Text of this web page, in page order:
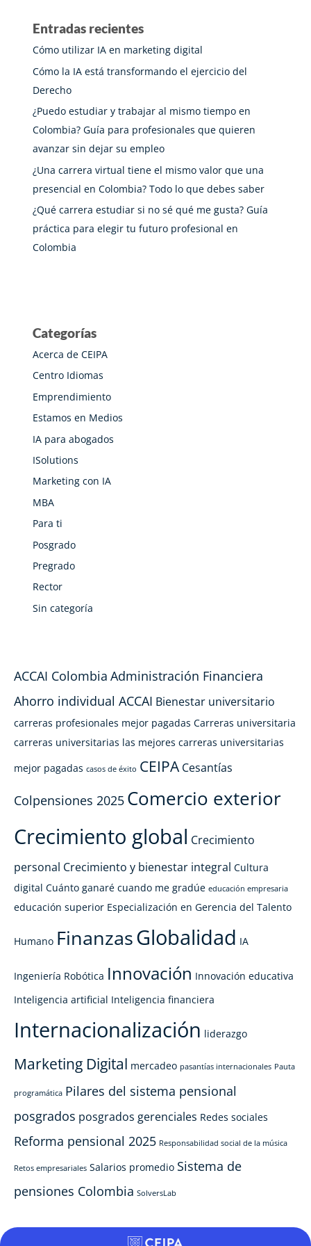
Entradas recientes
Cómo utilizar IA en marketing digital
Cómo la IA está transformando el ejercicio del
Derecho
¿Puedo estudiar y trabajar al mismo tiempo en
Colombia? Guía para profesionales que quieren
avanzar sin dejar su empleo
¿Una carrera virtual tiene el mismo valor que una
presencial en Colombia? Todo lo que debes saber
¿Qué carrera estudiar si no sé qué me gusta? Guía
práctica para elegir tu futuro profesional en
Colombia
Categorías
Acerca de CEIPA
Centro Idiomas
Emprendimiento
Estamos en Medios
IA para abogados
ISolutions
Marketing con IA
MBA
Para ti
Posgrado
Pregrado
Rector
Sin categoría
ACCAI Colombia Administración Financiera
Ahorro individual ACCAI Bienestar universitario
carreras profesionales mejor pagadas Carreras universitaria
carreras universitarias las mejores carreras universitarias
mejor pagadas casos de éxito CEIPA Cesantías
Colpensiones 2025 Comercio exterior
Crecimiento global Crecimiento
personal Crecimiento y bienestar integral Cultura
digital Cuánto ganaré cuando me gradúe educación empresaria
educación superior Especialización en Gerencia del Talento
Humano FinanzasGlobalidad IA
Ingeniería Robótica Innovación Innovación educativa
Inteligencia artificial Inteligencia financiera
Internacionalización liderazgo
Marketing Digital mercadeo pasantías internacionales Pauta
programática Pilares del sistema pensional
posgrados posgrados gerenciales Redes sociales
Reforma pensional 2025 Responsabilidad social de la música
Retos empresariales Salarios promedio Sistema de
pensiones Colombia SolversLab